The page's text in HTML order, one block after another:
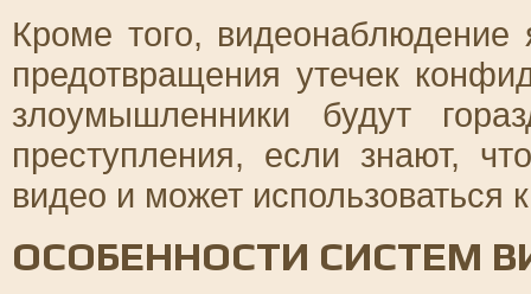
Кроме того,
предотвращения утечек
злоумышленники будут
преступления, если знают,
видео и может использоваться
ОСОБЕННОСТИ СИСТЕМ